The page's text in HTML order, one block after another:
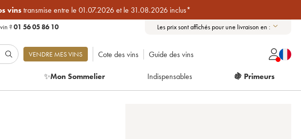
vinstransmise entre le 01.07.2026 et le 31.08.2026 inclus*
?01 56 05 86 10 Les prix sont affichés pour une livraison en :
VENDRE MES VINS Cote des vins Guide des vins
✨Mon Sommelier Indispensables 🍇 Primeurs